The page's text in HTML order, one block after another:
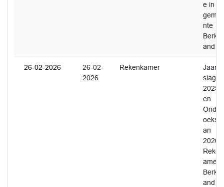
e in de
nte
Berkell
and
26-02-2026
26-02-
2026
Rekenkamer
slag
2025
en
oekspl
an
2026
amer
Berkell
and